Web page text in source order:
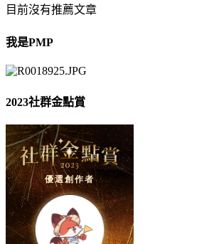
目前沒有推薦文章
我是PMP
2023社群金點賞